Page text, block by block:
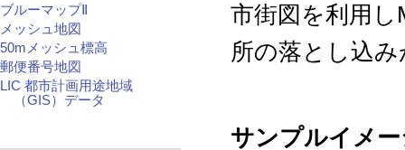
市街図を利用
所の落とし込
サンプルイメ
ブルーマップⅡ
メッシュ地図
50mメッシュ標高
郵便番号地図
LIC 都市計画用途地域
（GIS）データ